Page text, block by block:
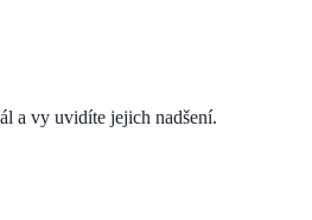
a vy uvidíte jejich nadšení.